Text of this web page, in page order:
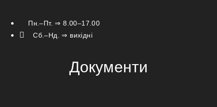
Пн.–Пт. ⇒ 8.00–17.00
Сб.–Нд. ⇒ вихідні
Документи